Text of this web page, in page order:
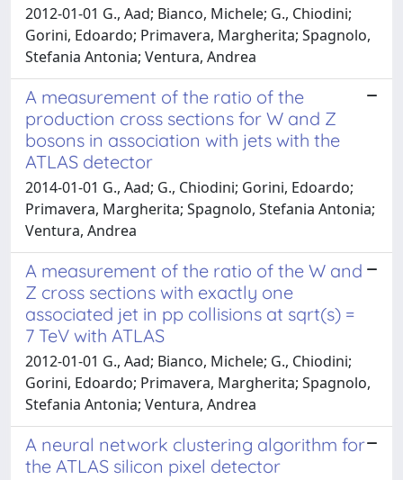
2012-01-01 G., Aad; Bianco, Michele; G., Chiodini;
Gorini, Edoardo; Primavera, Margherita; Spagnolo,
Stefania Antonia; Ventura, Andrea
A measurement of the ratio of the
production cross sections for W and Z
bosons in association with jets with the
ATLAS detector
2014-01-01 G., Aad; G., Chiodini; Gorini, Edoardo;
Primavera, Margherita; Spagnolo, Stefania Antonia;
Ventura, Andrea
A measurement of the ratio of the W and
Z cross sections with exactly one
associated jet in pp collisions at sqrt(s) =
7 TeV with ATLAS
2012-01-01 G., Aad; Bianco, Michele; G., Chiodini;
Gorini, Edoardo; Primavera, Margherita; Spagnolo,
Stefania Antonia; Ventura, Andrea
A neural network clustering algorithm for
the ATLAS silicon pixel detector